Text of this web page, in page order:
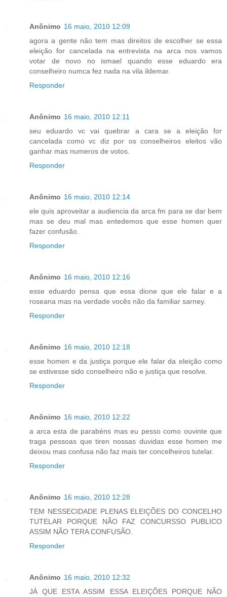
Anônimo 16 maio, 2010 12:09
agora a gente não tem mas direitos de escolher se essa
eleição for cancelada na entrevista na arca nos vamos
votar de novo no ismael quando esse eduardo era
conselheiro numca fez nada na vila ildemar.
Responder
Anônimo 16 maio, 2010 12:11
seu eduardo vc vai quebrar a cara se a eleição for
cancelada como vc diz por os conselheiros eleitos vão
ganhar mas numeros de votos.
Responder
Anônimo 16 maio, 2010 12:14
ele quis aproveitar a audiencia da arca fm para se dar bem
mas se deu mal mas entedemos que esse homen quer
fazer confusão.
Responder
Anônimo 16 maio, 2010 12:16
esse eduardo pensa que essa dione que ele falar e a
roseana mas na verdade vocês não da familiar sarney.
Responder
Anônimo 16 maio, 2010 12:18
esse homen e da justiça porque ele falar da eleição como
se estivesse sido conselheiro não e justiça que resolve.
Responder
Anônimo 16 maio, 2010 12:22
a arca esta de parabéns mas eu pesso como ouvinte que
traga pessoas que tiren nossas duvidas esse homen me
deixou mas confusa não faz mais ter concelheiros tutelar.
Responder
Anônimo 16 maio, 2010 12:28
TEM NESSECIDADE PLENAS ELEIÇÕES DO CONCELHO
TUTELAR PORQUE NÃO FAZ CONCURSSO PUBLICO
ASSIM NÃO TERA CONFUSÃO.
Responder
Anônimo 16 maio, 2010 12:32
JÁ QUE ESTA ASSIM ESSA ELEIÇÕES PORQUE NÃO